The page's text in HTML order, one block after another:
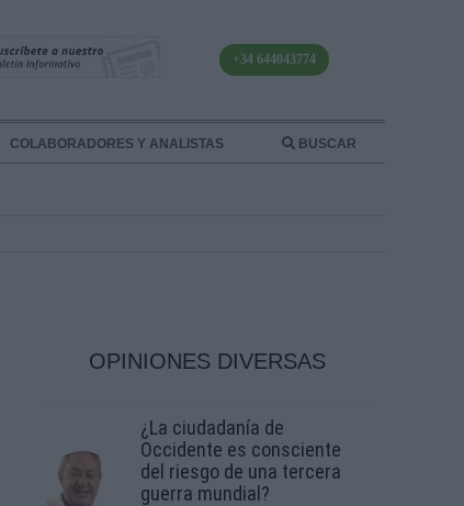
+34 644043774
COLABORADORES Y ANALISTAS BUSCAR
OPINIONES DIVERSAS
¿La ciudadanía de
Occidente es consciente
del riesgo de una tercera
guerra mundial?